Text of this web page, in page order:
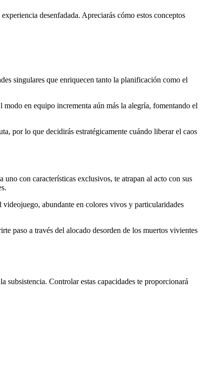
desenfadada. Apreciarás cómo estos conceptos
singulares que enriquecen tanto la planificación como el
en equipo incrementa aún más la alegría, fomentando el
por lo que decidirás estratégicamente cuándo liberar el caos
con características exclusivos, te atrapan al acto con sus
videojuego, abundante en colores vivos y particularidades
paso a través del alocado desorden de los muertos vivientes
subsistencia. Controlar estas capacidades te proporcionará